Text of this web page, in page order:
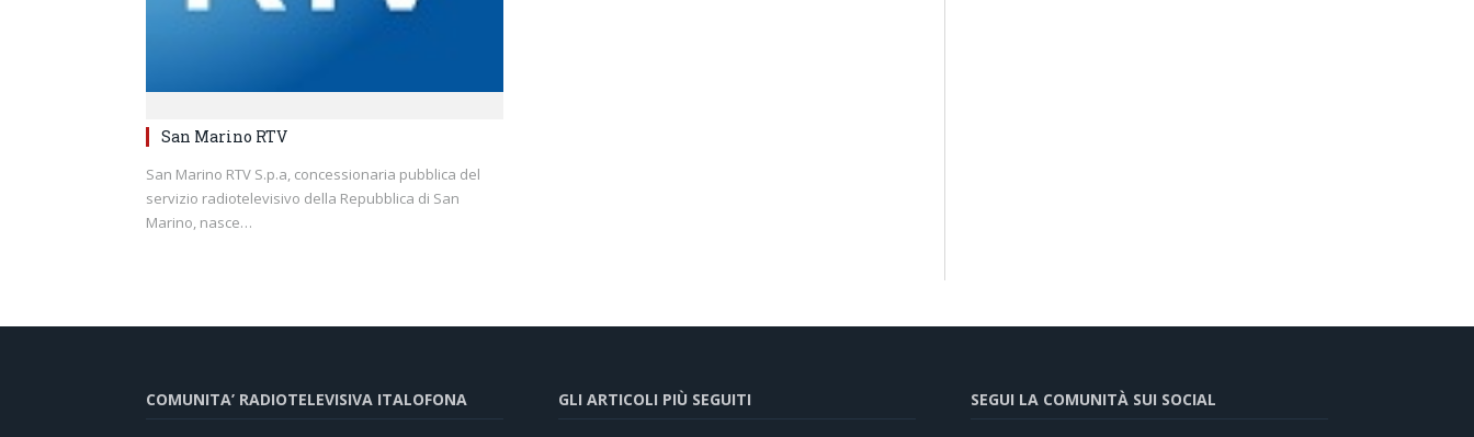
San Marino RTV
San Marino RTV S.p.a, concessionaria pubblica del
servizio radiotelevisivo della Repubblica di San
Marino, nasce…
COMUNITA’ RADIOTELEVISIVA ITALOFONA GLI ARTICOLI PIÙ SEGUITI SEGUI LA COMUNITÀ SUI SOCIAL